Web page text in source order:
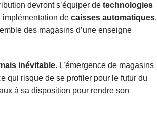
devront s’équiper de technologies
de caisses automatiques,
des magasins d’une enseigne
inévitable. L’émergence de magasins
qui risque de se profiler pour le futur du
à sa disposition pour rendre son